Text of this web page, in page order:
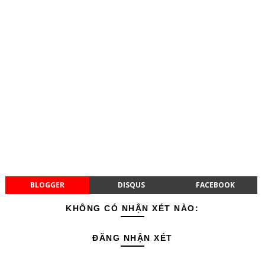
BLOGGER DISQUS FACEBOOK
KHÔNG CÓ NHẬN XÉT NÀO:
ĐĂNG NHẬN XÉT